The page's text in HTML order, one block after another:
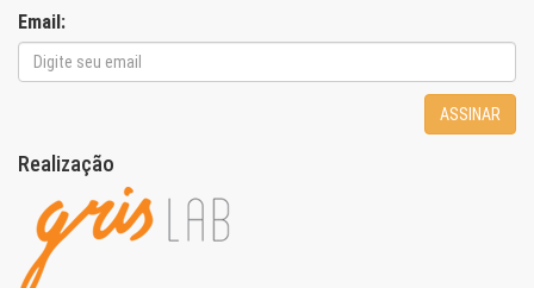
Email:
ASSINAR
Realização